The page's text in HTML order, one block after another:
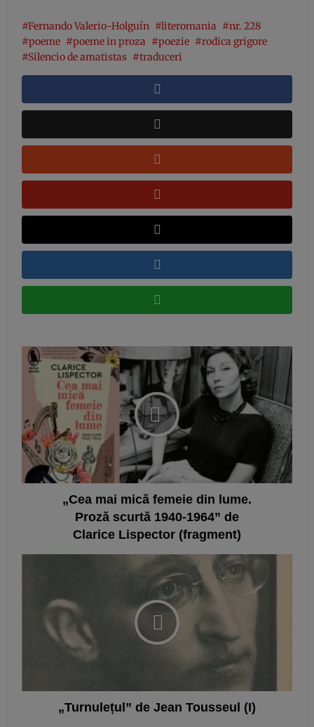
Fernando Valerio-Holguín literomania
nr. 228
poeme
poeme in proza poezie
rodica grigore
Silencio de amatistas
traduceri
„Cea mai mică femeie din lume.
Proză scurtă 1940-1964” de
Clarice Lispector (fragment)
„Turnulețul” de Jean Tousseul (I)